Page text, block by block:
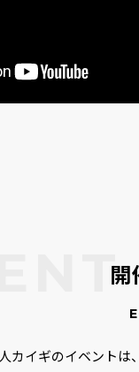
カイギのイベントは